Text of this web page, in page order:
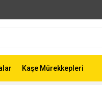
Kaşe Mürekkepleri